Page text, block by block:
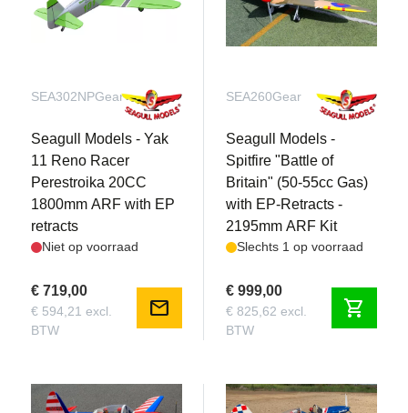
SEA302NPGear
Seagull Models - Yak
11 Reno Racer
Perestroika 20CC
1800mm ARF with EP
retracts
Niet op voorraad
€ 719,00
€ 594,21 excl.
BTW
mail
SEA260Gear
Seagull Models -
Spitfire "Battle of
Britain" (50-55cc Gas)
with EP-Retracts -
2195mm ARF Kit
Slechts 1 op voorraad
€ 999,00
€ 825,62 excl.
BTW
shopping_cart